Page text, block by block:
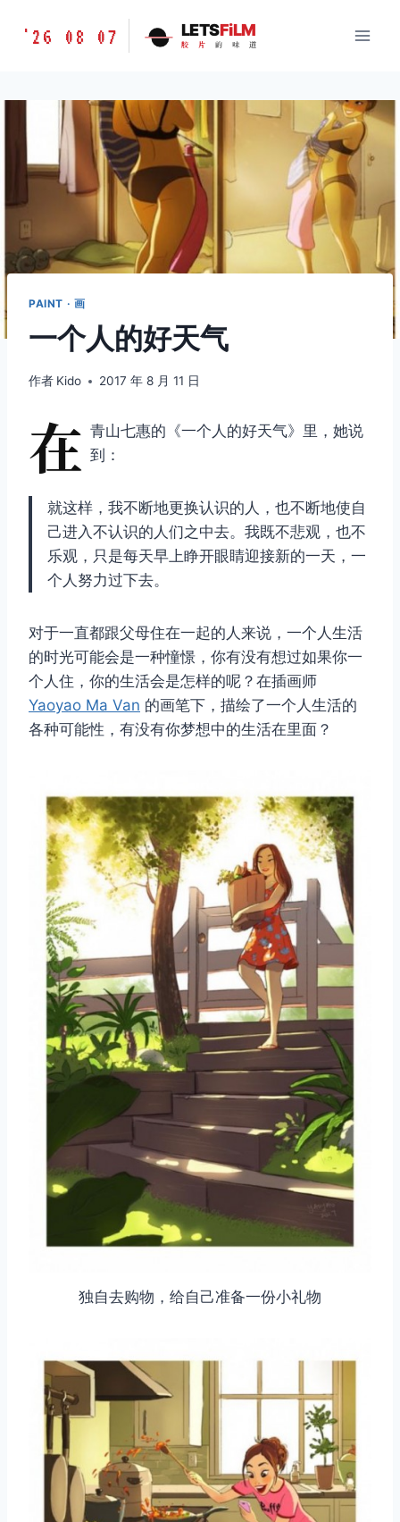
胶
味
LETSFILM
'26 08 07 LETSFiLM
胶 片 的 味 道
PAINT · 画
一个人的好天气
作者 Kido 2017 年 8 月 11 日
在 青山七惠的《一个人的好天气》里，她说
到：
就这样，我不断地更换认识的人，也不断地使自
己进入不认识的人们之中去。我既不悲观，也不
乐观，只是每天早上睁开眼睛迎接新的一天，一
个人努力过下去。
对于一直都跟父母住在一起的人来说，一个人生活
的时光可能会是一种憧憬，你有没有想过如果你一
个人住，你的生活会是怎样的呢？在插画师
Yaoyao Ma Van 的画笔下，描绘了一个人生活的
各种可能性，有没有你梦想中的生活在里面？
独自去购物，给自己准备一份小礼物